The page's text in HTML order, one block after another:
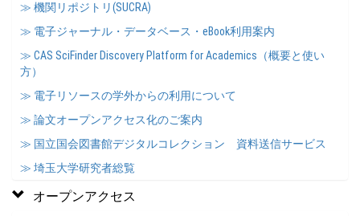
≫ 機関リポジトリ(SUCRA)
≫ 電子ジャーナル・データベース・eBook利用案内
≫ CAS SciFinder Discovery Platform for Academics（概要と使い
方）
≫ 電子リソースの学外からの利用について
≫ 論文オープンアクセス化のご案内
≫ 国立国会図書館デジタルコレクション 資料送信サービス
≫ 埼玉大学研究者総覧
オープンアクセス